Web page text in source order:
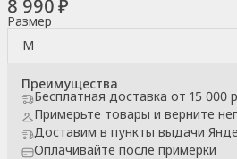
8 990 ₽
Размер
M
Преимущества
Бесплатная доставка от 15 000
Примерьте товары и верните
Доставим в пункты выдачи
Оплачивайте после примерки